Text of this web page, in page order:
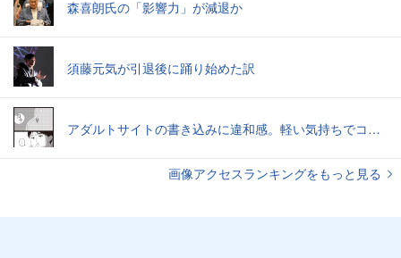
森喜朗氏の「影響力」が減退か
須藤元気が引退後に踊り始めた訳
アダルトサイトの書き込みに違和感。軽い気持ちでコメントしてみると…／近畿地方のある場所について（1）
画像アクセスランキングをもっと見る